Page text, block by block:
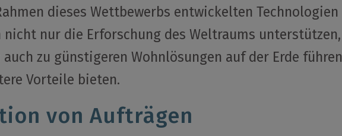
dieses Wettbewerbs entwickelten Technologien
nicht nur die Erforschung des Weltraums unterstützen,
auch zu günstigeren Wohnlösungen auf der Erde führen
Vorteile bieten.
von Aufträgen